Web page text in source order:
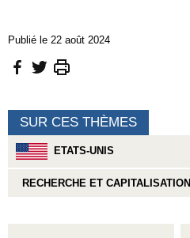
Publié le 22 août 2024
SUR CES THÈMES
ETATS-UNIS
RECHERCHE ET CAPITALISATION